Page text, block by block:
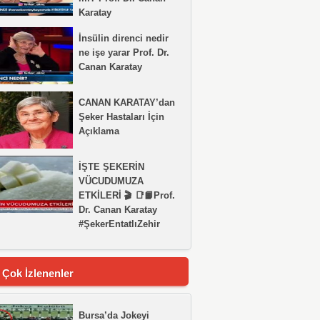
Karatay
İnsülin direnci nedir
ne işe yarar Prof. Dr.
Canan Karatay
CANAN KARATAY’dan
Şeker Hastaları İçin
Açıklama
İŞTE ŞEKERİN
VÜCUDUMUZA
ETKİLERİ 🎬 📑📙Prof.
Dr. Canan Karatay
#ŞekerEntatlıZehir
İzlenenler
Bursa’da Jokeyi